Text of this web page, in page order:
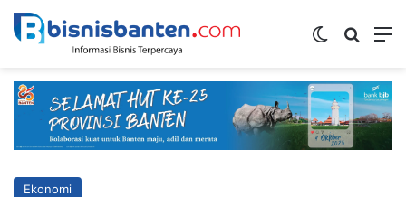
Switch skin
Ekonomi